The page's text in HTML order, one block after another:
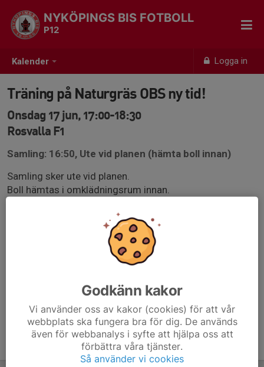
Kalender Logga in
NYKÖPINGS BIS FOTBOLL
P12
Träning på Naturgräs OBS ny tid!
Onsdag 17 jun, 17:00-18:30
Rosvalla F1
Samling: 16:50, Ute vid planen (hämta boll innan)
Samling sker ute vid planen.
Boll hämtas i omklädningsrum innan.
en boll, senast 10 min innan träningen startar.
Omklädningsrum 28B på onsdagar.
Benskydd är obligatoriskt på träning!
Godkänn kakor
Vi använder oss av kakor (cookies) för att vår
webbplats ska fungera bra för dig. De används
även för webbanalys i syfte att hjälpa oss att
förbättra våra tjänster.
Så använder vi cookies